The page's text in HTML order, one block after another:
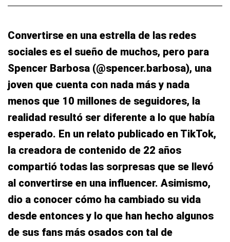
Convertirse en una estrella de las redes
sociales es el sueño de muchos, pero para
Spencer Barbosa (@spencer.barbosa), una
joven que cuenta con nada más y nada
menos que 10 millones de seguidores, la
realidad resultó ser diferente a lo que había
esperado. En un relato publicado en TikTok,
la creadora de contenido de 22 años
compartió todas las sorpresas que se llevó
al convertirse en una influencer. Asimismo,
dio a conocer cómo ha cambiado su vida
desde entonces y lo que han hecho algunos
de sus fans más osados con tal de